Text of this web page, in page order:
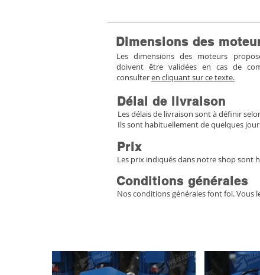
Dimensions des
Les dimensions des moteurs
doivent être validées en cas de
consulteren cliquant sur ce texte.
Délai de livraison
Les délais de livraison sont à définir
Ils sont habituellement de quelques
Prix
Les prix indiqués dans notre shop sont
Conditions générales
Nos conditions générales font foi. Vous